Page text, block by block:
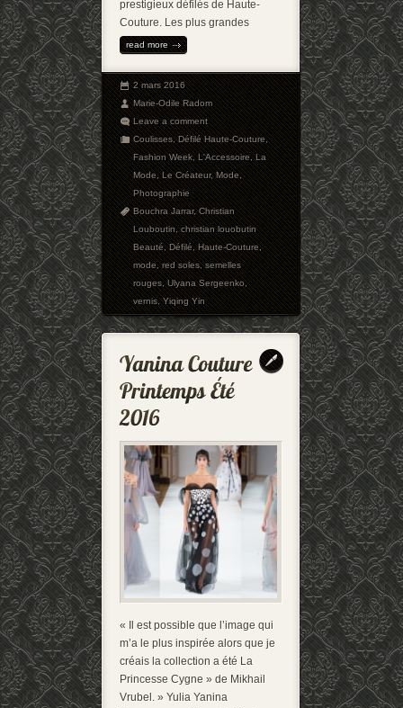
prestigieux défilés de Haute-
Couture. Les plus grandes
read more
2 mars 2016
Marie-Odile Radom
Leave a comment
Coulisses,Défilé Haute-Couture,
Fashion Week,L'Accessoire,La
Mode,Le Créateur,Mode,
Photographie
Bouchra Jarrar,Christian
Louboutin,christian louobutin
Beauté,Défilé,Haute-Couture,
mode,red soles,semelles
rouges,Ulyana Sergeenko,
vernis,Yiqing Yin
« Il est possible que l’image qui
m’a le plus inspirée alors que je
créais la collection a été La
Princesse Cygne » de Mikhail
Vrubel. » Yulia Yanina